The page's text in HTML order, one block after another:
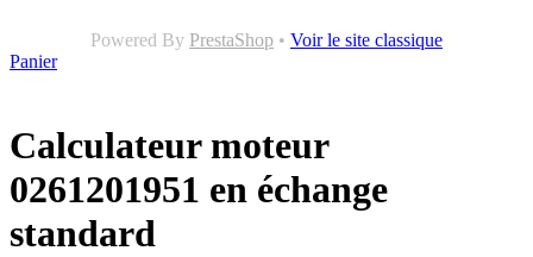
Powered By PrestaShop • Voir le site classique
Panier
Calculateur moteur
0261201951 en échange
standard